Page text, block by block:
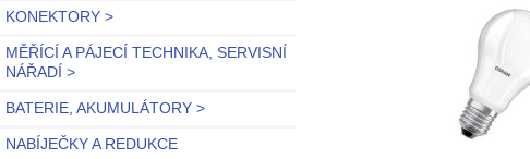
KONEKTORY >
MĚŘÍCÍ A PÁJECÍ TECHNIKA, SERVISNÍ
NÁŘADÍ >
BATERIE, AKUMULÁTORY >
NABÍJEČKY A REDUKCE